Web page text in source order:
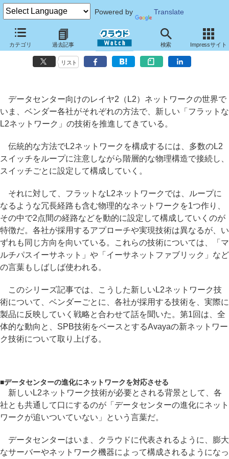
Powered by Translate
カテゴリ 過去記事 検索 Impressサイト
「フラットなL2ネットワーク」を目指すネットワーク業界のアプロー
チ【第一回・アバイア】
リスト
データセンター向けのレイヤ2（L2）ネットワークの世界で
いま、ベンダー各社がそれぞれの方法で、新しい「フラットな
L2ネットワーク」の技術を推進してきている。
伝統的な方法でL2ネットワークを構成するには、多数のL2
スイッチをループに注意しながら階層的な物理構造で接続し、
スイッチごとに設定して構成していく。
それに対して、フラットなL2ネットワークでは、ループに
なるような冗長経路も含む物理的なネットワークを1つ作り、
その中で2点間の経路などを動的に設定して構成していくのが
特徴だ。各社が採用するアプローチや実現技術は異なるが、い
ずれも同じ方向を向いている。これらの技術については、「マ
ルチパスイーサネット」や「イーサネットファブリック」など
の言葉もしばしば使われる。
このシリーズ記事では、こうした新しいL2ネットワーク技
術について、ベンダーごとに、各社が採用する技術を、実際に
製品に反映していく戦略と合わせて話を聞いた。第1回は、全
体的な動向と、SPB技術をベースとするAvayaの新ネットワー
ク技術について取り上げる。
■データセンターの進化にネットワークを対応させる
新しいL2ネットワーク技術が必要とされる背景として、各
社とも共通して口にするのが「データセンターの進化にネット
ワークが追いついていない」という言葉だ。
データセンターはいま、クラウドに代表されるように、膨大
なサーバーやネットワーク機器によって構成されるようになっ